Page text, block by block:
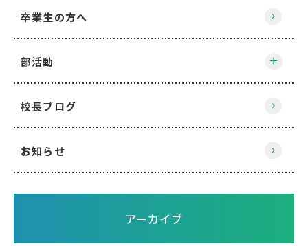
卒業生の方へ
部活動
校長ブログ
お知らせ
アーカイブ